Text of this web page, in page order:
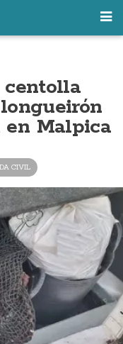
centolla
en Malpica
CIVIL